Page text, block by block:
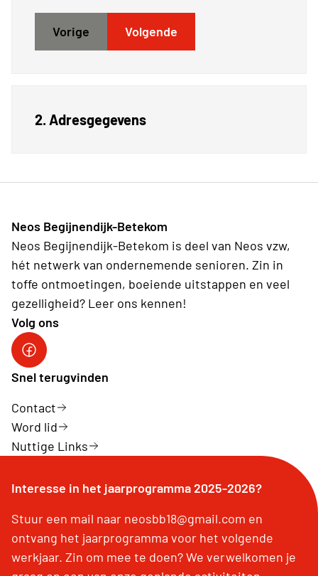
Vorige Volgende
2. Adresgegevens
Neos Begijnendijk-Betekom
Neos Begijnendijk-Betekom is deel van Neos vzw,
hét netwerk van ondernemende senioren. Zin in
toffe ontmoetingen, boeiende uitstappen en veel
gezelligheid? Leer ons kennen!
Volg ons
facebookgroep
Snel terugvinden
Contact
Word lid
Nuttige Links
Interesse in het jaarprogramma 2025-2026?
Stuur een mail naar neosbb18@gmail.com en
ontvang het jaarprogramma voor het volgende
werkjaar. Zin om mee te doen? We verwelkomen je